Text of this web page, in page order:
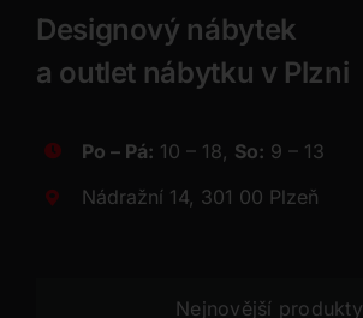
Designový nábytek
a outlet nábytku v Plzni
Po – Pá: 10 – 18, So: 9 – 13
Nádražní 14, 301 00 Plzeň
Nejnovější produkty